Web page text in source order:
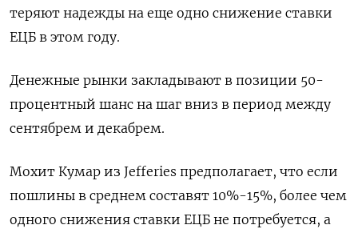
теряют надежды на еще одно снижение ставки
ЕЦБ в этом году.
Денежные рынки закладывают в позиции 50-
процентный шанс на шаг вниз в период между
сентябрем и декабрем.
Мохит Кумар из Jefferies предполагает, что если
пошлины в среднем составят 10%-15%, более чем
одного снижения ставки ЕЦБ не потребуется, а